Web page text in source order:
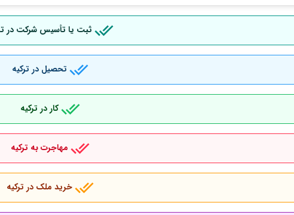
ثبت یا تأسیس شرکت در
تحصیل در ترکیه
کار در ترکیه
مهاجرت به ترکیه
خرید ملک در ترکیه